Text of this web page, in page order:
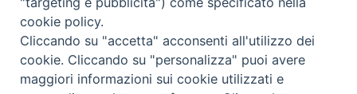
Diocesi di Ivrea
cookie policy.
Cliccando su "accetta" acconsenti all'utilizzo dei
cookie. Cliccando su "personalizza" puoi avere
maggiori informazioni sui cookie utilizzati e